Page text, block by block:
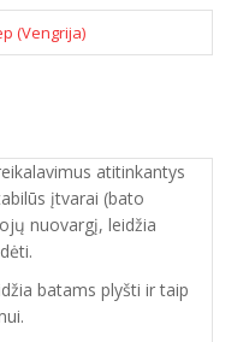
(Vengrija)
atitinkantys
įtvarai (bato
nuovargį, leidžia
batams plyšti ir taip